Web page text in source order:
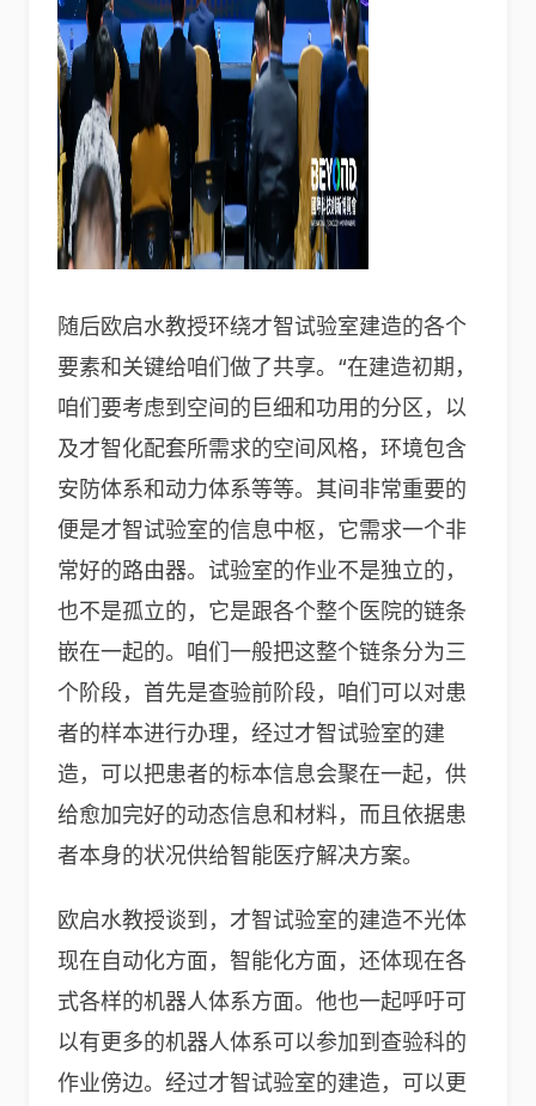
随后欧启水教授环绕才智试验室建造的各个
要素和关键给咱们做了共享。“在建造初期，
咱们要考虑到空间的巨细和功用的分区，以
及才智化配套所需求的空间风格，环境包含
安防体系和动力体系等等。其间非常重要的
便是才智试验室的信息中枢，它需求一个非
常好的路由器。试验室的作业不是独立的，
也不是孤立的，它是跟各个整个医院的链条
嵌在一起的。咱们一般把这整个链条分为三
个阶段，首先是查验前阶段，咱们可以对患
者的样本进行办理，经过才智试验室的建
造，可以把患者的标本信息会聚在一起，供
给愈加完好的动态信息和材料，而且依据患
者本身的状况供给智能医疗解决方案。
欧启水教授谈到，才智试验室的建造不光体
现在自动化方面，智能化方面，还体现在各
式各样的机器人体系方面。他也一起呼吁可
以有更多的机器人体系可以参加到查验科的
作业傍边。经过才智试验室的建造，可以更